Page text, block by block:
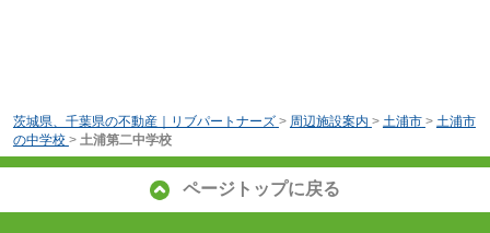
茨城県、千葉県の不動産｜リブパートナーズ > 周辺施設案内 > 土浦市 > 土浦市
の中学校 > 土浦第二中学校
ページトップに戻る